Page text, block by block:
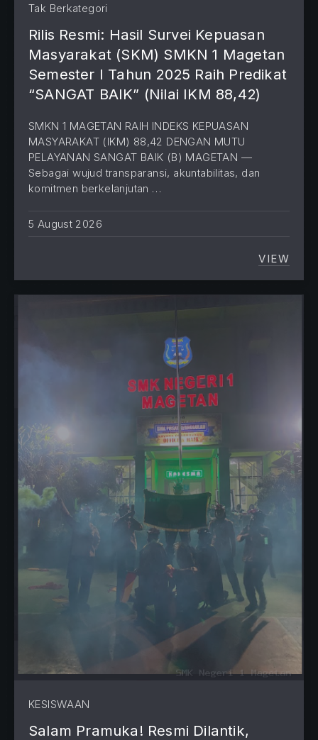
Tak Berkategori
Rilis Resmi: Hasil Survei Kepuasan
Masyarakat (SKM) SMKN 1 Magetan
Semester I Tahun 2025 Raih Predikat
“SANGAT BAIK” (Nilai IKM 88,42)
SMKN 1 MAGETAN RAIH INDEKS KEPUASAN
MASYARAKAT (IKM) 88,42 DENGAN MUTU
PELAYANAN SANGAT BAIK (B) MAGETAN —
Sebagai wujud transparansi, akuntabilitas, dan
komitmen berkelanjutan …
5 August 2026
VIEWRILIS
KESISWAAN
Salam Pramuka! Resmi Dilantik,